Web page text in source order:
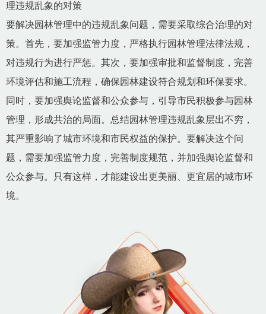
理违规乱象的对策
要解决园林管理中的违规乱象问题，需要采取综合治理的对
策。首先，要加强监管力度，严格执行园林管理法律法规，
对违规行为进行严惩。其次，要加强审批和监督制度，完善
环境评估和施工流程，确保园林建设符合规划和环保要求。
同时，要加强舆论监督和公众参与，引导市民积极参与园林
管理，形成共治的局面。总结园林管理违规乱象层出不穷，
其严重影响了城市环境和市民权益的保护。要解决这个问
题，需要加强监管力度，完善制度规范，并加强舆论监督和
公众参与。只有这样，才能建设出更美丽、更宜居的城市环
境。